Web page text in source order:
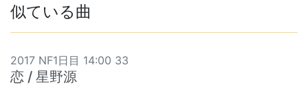
似ている曲
2017 NF1日目 14:00 33
恋 / 星野源